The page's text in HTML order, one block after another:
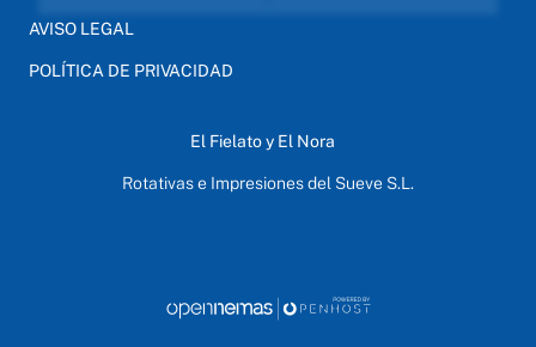
AVISO LEGAL
POLÍTICA DE PRIVACIDAD
El Fielato y El Nora
Rotativas e Impresiones del Sueve S.L.